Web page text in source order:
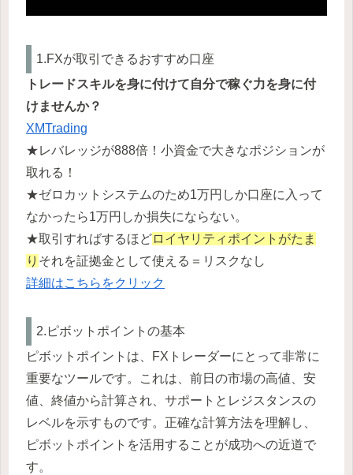
1.FXが取引できるおすすめ口座
トレードスキルを身に付けて自分で稼ぐ力を身に付
けませんか？
XMTrading
★レバレッジが888倍！小資金で大きなポジションが
取れる！
★ゼロカットシステムのため1万円しか口座に入って
なかったら1万円しか損失にならない。
★取引すればするほどロイヤリティポイントがたま
り それを証拠金として使える＝リスクなし
詳細はこちらをクリック
2.ピボットポイントの基本
ピボットポイントは、FXトレーダーにとって非常に
重要なツールです。これは、前日の市場の高値、安
値、終値から計算され、サポートとレジスタンスの
レベルを示すものです。正確な計算方法を理解し、
ピボットポイントを活用することが成功への近道で
す。